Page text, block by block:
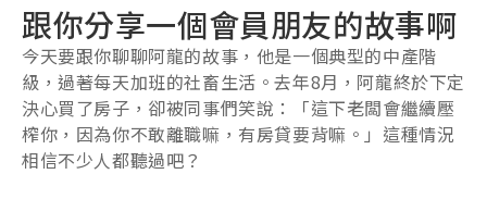
跟你分享一個會員朋友的故事啊
今天要跟你聊聊阿龍的故事，他是一個典型的中產階
級，過著每天加班的社畜生活。去年8月，阿龍終於下定
決心買了房子，卻被同事們笑說：「這下老闆會繼續壓
榨你，因為你不敢離職嘛，有房貸要背嘛。」這種情況
相信不少人都聽過吧？